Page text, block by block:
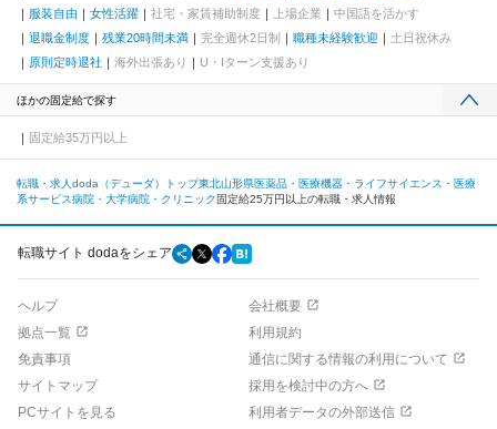
服装自由
女性活躍 社宅・家賃補助制度 上場企業
中国語を活かす
退職金制度
残業20時間未満 完全週休2日制 職種未経験歓迎
土日祝休み
原則定時退社
海外出張あり U・Iターン支援あり
ほかの固定給で探す
固定給35万円以上
転職・求人doda（デューダ）トップ東北山形県医薬品・医療機器・ライフサイエンス・医療
系サービス病院・大学病院・クリニック固定給25万円以上の転職・求人情報
転職サイト dodaをシェア
ヘルプ
会社概要
拠点一覧
利用規約
免責事項
通信に関する情報の利用について
サイトマップ
採用を検討中の方へ
PCサイトを見る
利用者データの外部送信